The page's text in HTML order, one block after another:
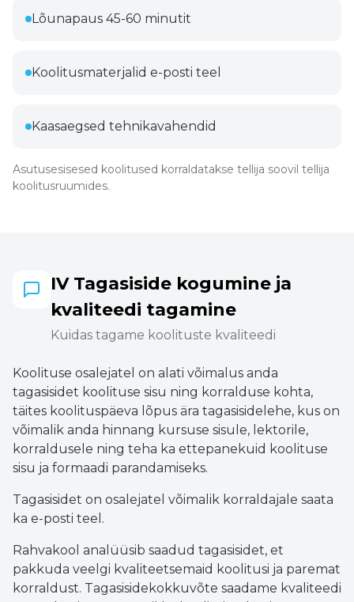
Lõunapaus 45-60 minutit
Koolitusmaterjalid e-posti teel
Kaasaegsed tehnikavahendid
Asutusesisesed koolitused korraldatakse tellija soovil tellija
koolitusruumides.
IV Tagasiside kogumine ja
kvaliteedi tagamine
Kuidas tagame koolituste kvaliteedi
Koolituse osalejatel on alati võimalus anda
tagasisidet koolituse sisu ning korralduse kohta,
täites koolituspäeva lõpus ära tagasisidelehe, kus on
võimalik anda hinnang kursuse sisule, lektorile,
korraldusele ning teha ka ettepanekuid koolituse
sisu ja formaadi parandamiseks.
Tagasisidet on osalejatel võimalik korraldajale saata
ka e-posti teel.
Rahvakool analüüsib saadud tagasisidet, et
pakkuda veelgi kvaliteetsemaid koolitusi ja paremat
korraldust. Tagasisidekokkuvõte saadame kvaliteedi